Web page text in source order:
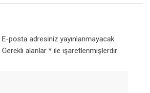
E-posta adresiniz yayınlanmayacak.
Gerekli alanlar *ile işaretlenmişlerdir